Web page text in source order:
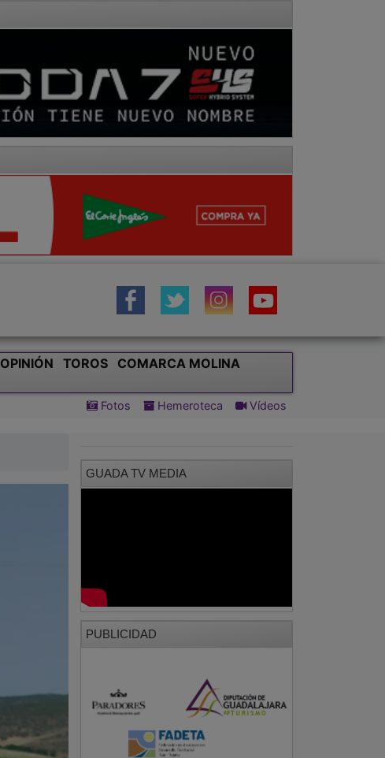
OPINIÓN TOROS
COMARCA MOLINA
Fotos Hemeroteca Vídeos
GUADA TV MEDIA
PUBLICIDAD